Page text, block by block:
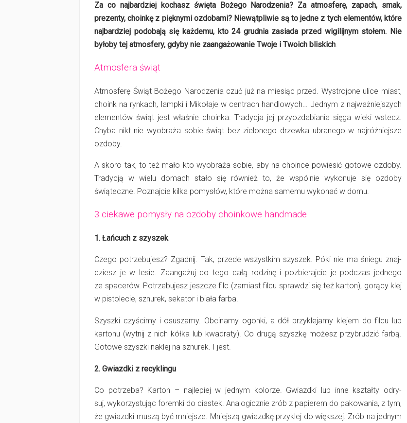
Za co najbardziej kochasz święta Bożego Narodzenia? Za atmosferę, zapach, smak,
prezenty, choinkę z pięknymi ozdobami? Niewątpliwie są to jedne z tych elementów, które
najbardziej podobają się każdemu, kto 24 grudnia zasiada przed wigilijnym stołem. Nie
byłoby tej atmosfery, gdyby nie zaangażowanie Twoje i Twoich bliskich.
Atmosfera świąt
Atmosferę Świąt Bożego Narodzenia czuć już na miesiąc przed. Wystrojone ulice miast,
choink na rynkach, lampki i Mikołaje w centrach handlowych… Jednym z najważniejszych
elementów świąt jest właśnie choinka. Tradycja jej przyozdabiania sięga wieki wstecz.
Chyba nikt nie wyobraża sobie świąt bez zielonego drzewka ubranego w najróżniejsze
ozdoby.
A skoro tak, to też mało kto wyobraża sobie, aby na choince powiesić gotowe ozdoby.
Tradycją w wielu domach stało się również to, że wspólnie wykonuje się ozdoby
świąteczne. Poznajcie kilka pomysłów, które można samemu wykonać w domu.
3 ciekawe pomysły na ozdoby choinkowe handmade
1. Łańcuch z szyszek
Czego potrzebujesz? Zgadnij. Tak, przede wszystkim szyszek. Póki nie ma śniegu znaj­
dziesz je w lesie. Zaangażuj do tego całą rodzinę i pozbierajcie je podczas jednego
ze spa­ce­rów. Potrzebujesz jeszcze filc (zamiast filcu sprawdzi się też karton), gorący klej
w pis­to­le­cie, sznurek, sekator i biała farba.
Szyszki czyścimy i osuszamy. Obcinamy ogonki, a dół przyklejamy klejem do filcu lub
kartonu (wytnij z nich kółka lub kwadraty). Co drugą szyszkę możesz przybrudzić farbą.
Gotowe szyszki naklej na sznurek. I jest.
2. Gwiazdki z recyklingu
Co potrzeba? Karton – najlepiej w jednym kolorze. Gwiazdki lub inne kształty od­ry­
suj, wykorzystując foremki do ciastek. Analogicznie zrób z papierem do pakowania, z tym,
że gwiazdki muszą być mniejsze. Mniejszą gwiazdkę przyklej do większej. Zrób na jednym